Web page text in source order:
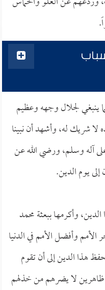
ينبغي لجلال وجهه وعظيم
لا شريك له، وأشهد أن نبينا
آله وسلم، ورضي الله عن
يوم الدين.
وأكرمها ببعثة محمد
وأفضل الأمم في الدنيا
هذا الدين إلى أن تقوم
ظاهرين لا يضرهم من خذلهم